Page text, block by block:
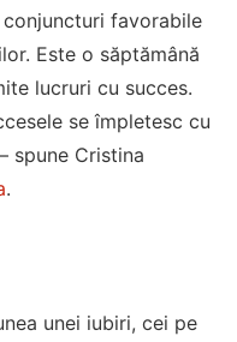
favorabile
Este o săptămână
lucruri cu succes.
se împletesc cu
spune Cristina
.
unei iubiri, cei pe